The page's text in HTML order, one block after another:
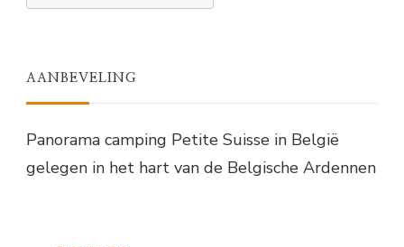
AANBEVELING
Panorama camping Petite Suisse in België
gelegen in het hart van de Belgische Ardennen